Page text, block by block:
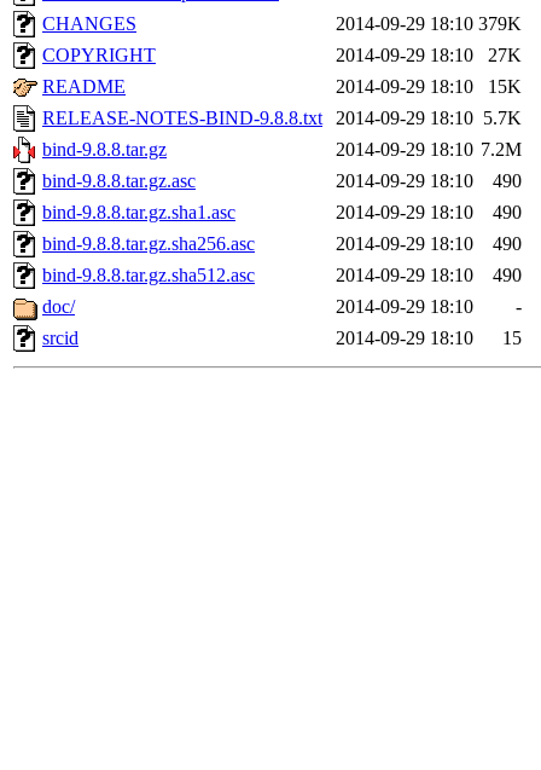
CHANGES
2014-09-29 18:10 379K
COPYRIGHT
2014-09-29 18:10
27K
README
2014-09-29 18:10
15K
RELEASE-NOTES-BIND-9.8.8.txt
2014-09-29 18:10 5.7K
bind-9.8.8.tar.gz
2014-09-29 18:10 7.2M
bind-9.8.8.tar.gz.asc
2014-09-29 18:10
490
bind-9.8.8.tar.gz.sha1.asc
2014-09-29 18:10
490
bind-9.8.8.tar.gz.sha256.asc
2014-09-29 18:10
490
bind-9.8.8.tar.gz.sha512.asc
2014-09-29 18:10
490
doc/
2014-09-29 18:10
-
srcid
2014-09-29 18:10 15